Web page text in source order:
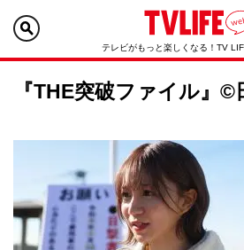
テレビがもっと楽しくなる！TV
『THE突破ファイル』